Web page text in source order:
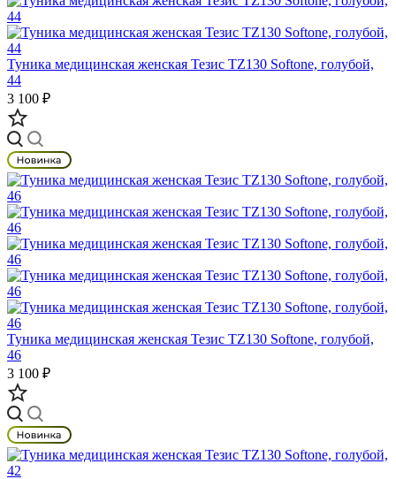
Туника медицинская женская Тезис TZ130 Softone, голубой,
44
3 100 ₽
Туника медицинская женская Тезис TZ130 Softone, голубой,
46
3 100 ₽